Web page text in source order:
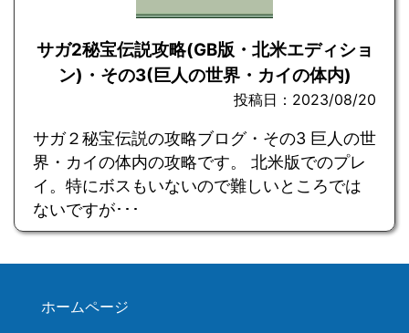
サガ2秘宝伝説攻略(GB版・北米エディショ
ン)・その3(巨人の世界・カイの体内)
投稿日：2023/08/20
サガ２秘宝伝説の攻略ブログ・その3 巨人の世
界・カイの体内の攻略です。 北米版でのプレ
イ。特にボスもいないので難しいところでは
ないですが･･･
ホームページ